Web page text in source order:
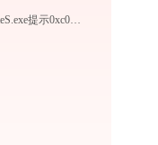
税控发票开票打开MainExecuteS.exe提示0xc000000d错误码怎么办